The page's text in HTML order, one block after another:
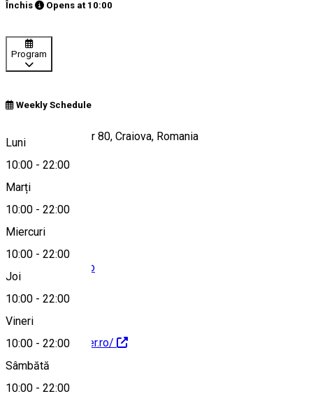
Închis Opens at 10:00
Program
Weekly Schedule
Luni
10:00 - 22:00
Marți
10:00 - 22:00
Miercuri
10:00 - 22:00
Joi
10:00 - 22:00
Vineri
10:00 - 22:00
Sâmbătă
10:00 - 22:00
Calea București, nr 80, Craiova, Romania
Hartă
afi@bossburger.ro
https://bossburger.ro/
Despre